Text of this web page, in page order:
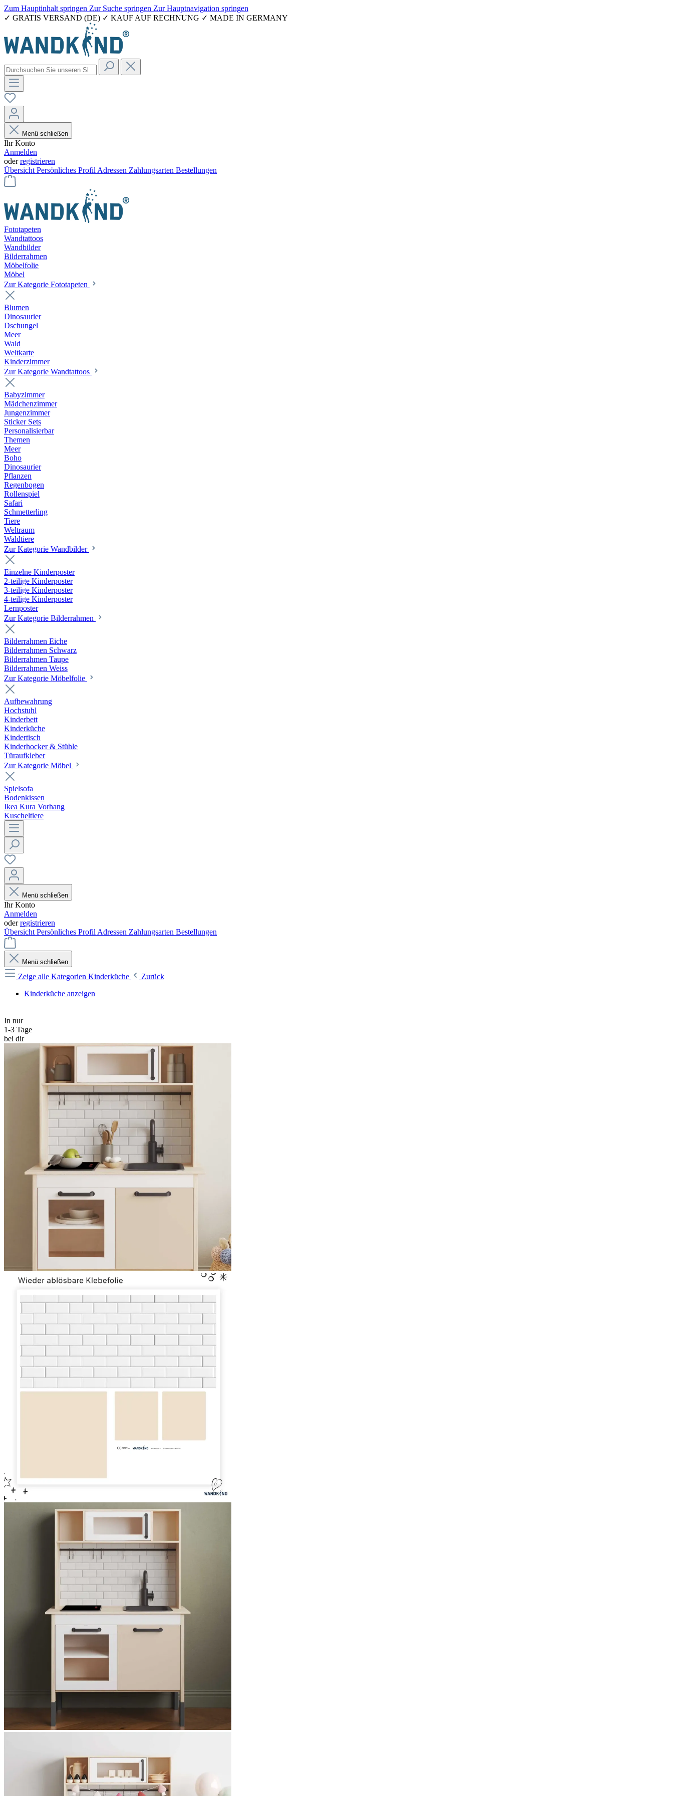
Zum Hauptinhalt springen Zur Suche springen Zur Hauptnavigation springen
✓ GRATIS VERSAND (DE) ✓ KAUF AUF RECHNUNG ✓ MADE IN GERMANY
Menü schließen
Ihr Konto
Anmelden
oderregistrieren
Übersicht Persönliches Profil Adressen Zahlungsarten Bestellungen
Fototapeten
Wandtattoos
Wandbilder
Bilderrahmen
Möbelfolie
Möbel
Zur Kategorie Fototapeten
Blumen
Dinosaurier
Dschungel
Meer
Wald
Weltkarte
Kinderzimmer
Zur Kategorie Wandtattoos
Babyzimmer
Mädchenzimmer
Jungenzimmer
Sticker Sets
Personalisierbar
Themen
Meer
Boho
Dinosaurier
Pflanzen
Regenbogen
Rollenspiel
Safari
Schmetterling
Tiere
Weltraum
Waldtiere
Zur Kategorie Wandbilder
Einzelne Kinderposter
2-teilige Kinderposter
3-teilige Kinderposter
4-teilige Kinderposter
Lernposter
Zur Kategorie Bilderrahmen
Bilderrahmen Eiche
Bilderrahmen Schwarz
Bilderrahmen Taupe
Bilderrahmen Weiss
Zur Kategorie Möbelfolie
Aufbewahrung
Hochstuhl
Kinderbett
Kinderküche
Kindertisch
Kinderhocker & Stühle
Türaufkleber
Zur Kategorie Möbel
Spielsofa
Bodenkissen
Ikea Kura Vorhang
Kuscheltiere
Menü schließen
Ihr Konto
Anmelden
oderregistrieren
Übersicht Persönliches Profil Adressen Zahlungsarten Bestellungen
Menü schließen
Zeige alle Kategorien Kinderküche
Zurück
Kinderküche anzeigen
In nur
1-3 Tage
bei dir